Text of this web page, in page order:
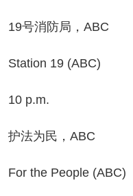
消防局，ABC
19 (ABC)
p.m.
为民，ABC
the People (ABC)